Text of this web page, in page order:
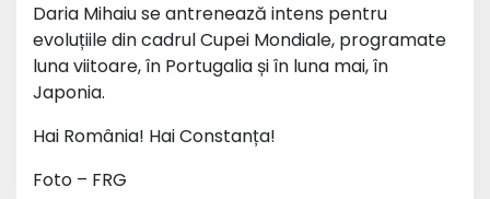
Daria Mihaiu se antrenează intens pentru
evoluțiile din cadrul Cupei Mondiale, programate
luna viitoare, în Portugalia și în luna mai, în
Japonia.
Hai România! Hai Constanța!
Foto – FRG